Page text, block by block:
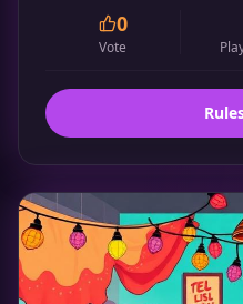
0
Vote